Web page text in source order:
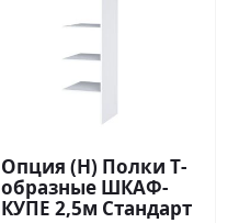
Опция (Н) Полки Т-
образные ШКАФ-
КУПЕ 2,5м Стандарт